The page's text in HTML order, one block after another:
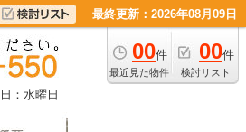
最終更新：2026年08月09日
00件
最近見た物件
00件
検討リスト
：水曜日